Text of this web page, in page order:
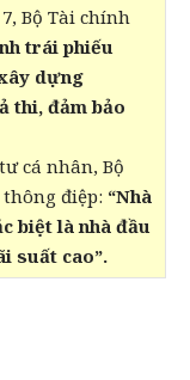
Bộ Tài chính
trái phiếu
dựng
thi, đảm bảo
cá nhân, Bộ
điệp: “Nhà
biệt là nhà đầu
suất cao”.